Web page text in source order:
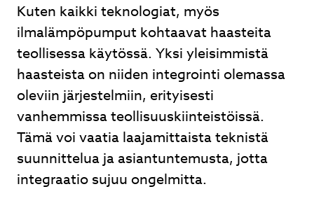
Kuten kaikki teknologiat, myös
ilmalämpöpumput kohtaavat haasteita
teollisessa käytössä. Yksi yleisimmistä
haasteista on niiden integrointi olemassa
oleviin järjestelmiin, erityisesti
vanhemmissa teollisuuskiinteistöissä.
Tämä voi vaatia laajamittaista teknistä
suunnittelua ja asiantuntemusta, jotta
integraatio sujuu ongelmitta.